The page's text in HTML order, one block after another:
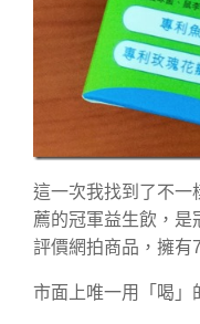
這一次我找到了不一
薦的冠軍益生飲，
評價網拍商品，擁有
市面上唯一用「喝」